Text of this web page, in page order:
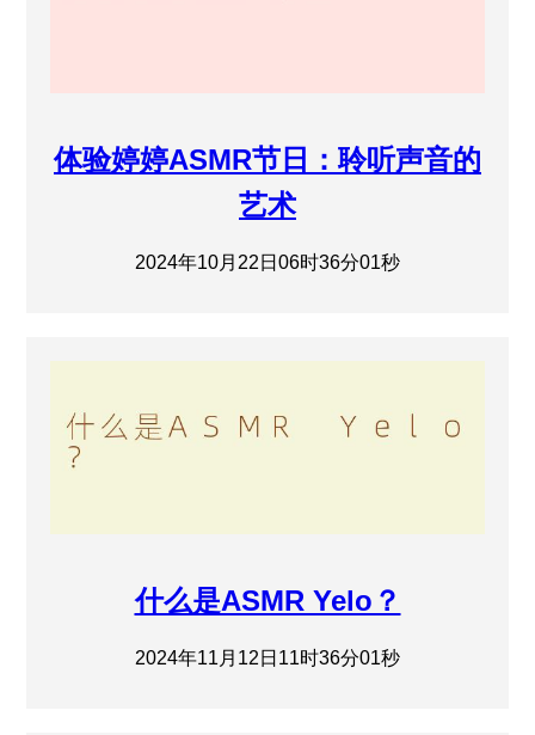
体验婷婷ASMR节日：聆听声音的
艺术
2024年10月22日06时36分01秒
什么是ASMR Yelo？
2024年11月12日11时36分01秒